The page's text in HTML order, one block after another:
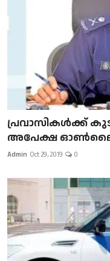
പ്രവാസികള്‍ക്ക്
അപേക്ഷ
Admin Oct 29, 2019 0